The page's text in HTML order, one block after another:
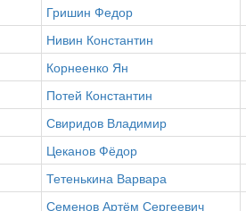
Гришин Федор
Нивин Константин
Корнеенко Ян
Потей Константин
Свиридов Владимир
Цеканов Фёдор
Тетенькина Варвара
Семенов Артём Сергеевич